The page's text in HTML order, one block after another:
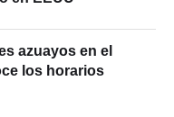
azuayos en el
los horarios